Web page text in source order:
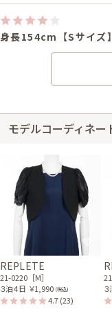
身長154cm【Sサイズ
2019/06/09
サイズはぴったりで、丈
ベージュのラ
ボタンジャケッ
身長160cm【Sサイズ】
30代後半
2019/05/04
サイズはぴったりで、丈
装を…と思い、レンタル
で品がよく、満足しました
と思っていましたが、返却
レンタルさせていただき
モデルコーディネー
REPLETE
21-0220［M］
３泊４日 ￥1,990 (税込)
4.7(23)